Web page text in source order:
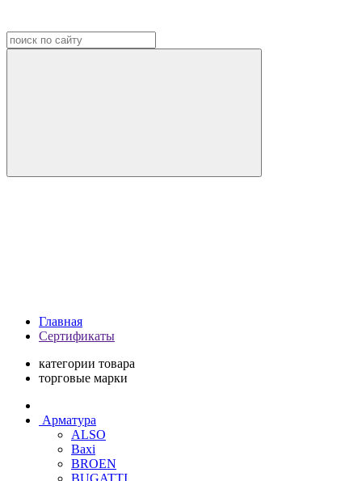
Главная
Сертификаты
категории товара
торговые марки
Арматура
ALSO
Baxi
BROEN
BUGATTI